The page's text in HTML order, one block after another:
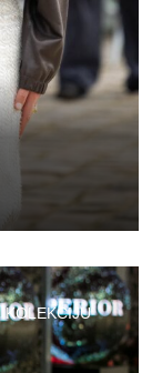
KOLEKCIJU